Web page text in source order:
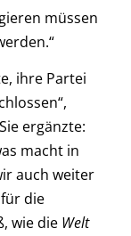
müssen
ihre Partei
ergänzte:
macht in
auch weiter
die
wie die Welt